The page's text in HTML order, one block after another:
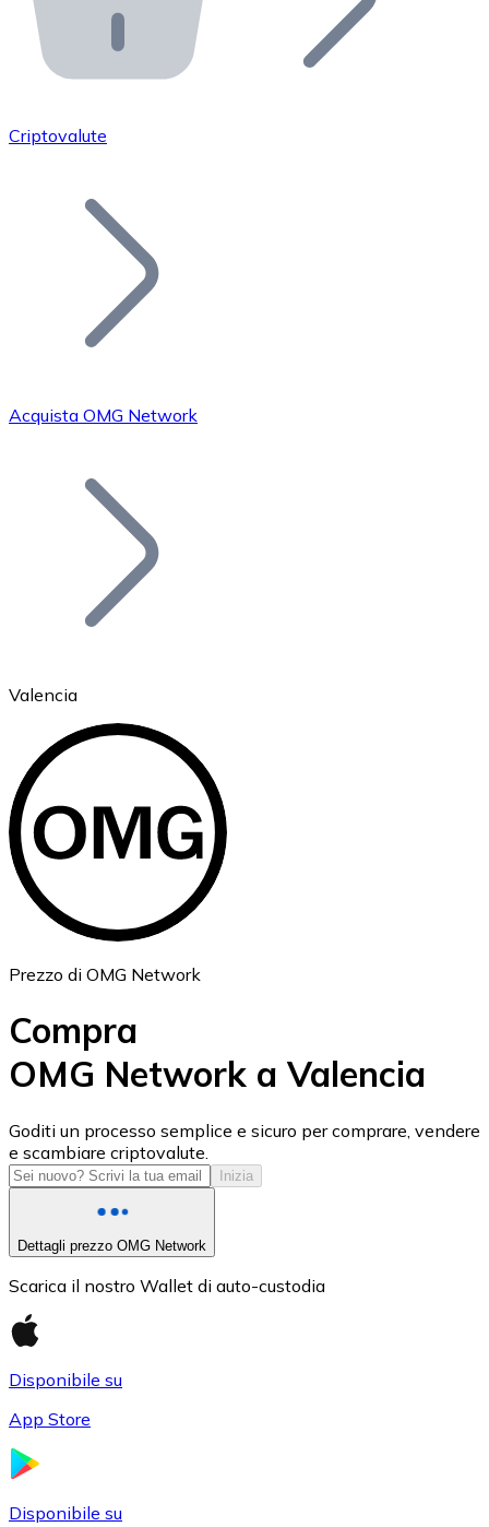
API Bitnovo
Integra la nostra API nel tuo ecosistema.
Unisciti alla nostra rete di rivenditori e
Aggiungi il token del tuo progetto al nostro servizio di
Bitcoin
Ethereum
ETH
USD Coin
USDC
Criptovalute
Acquista OMG Network
Valencia
Prezzo di OMG Network
Compra
OMG Network a Valencia
Goditi un processo semplice e sicuro per comprare, vendere
e scambiare criptovalute.
Inizia
Dettagli prezzo OMG Network
Scarica il nostro Wallet di auto-custodia
Disponibile su
App Store
Disponibile su